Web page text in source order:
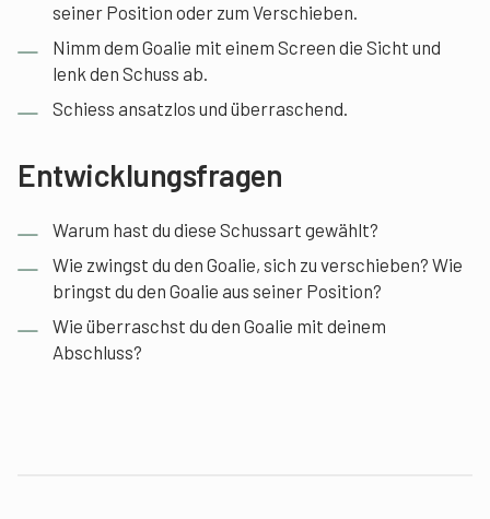
seiner Position oder zum Verschieben.
Nimm dem Goalie mit einem Screen die Sicht und
lenk den Schuss ab.
Schiess ansatzlos und überraschend.
Entwicklungsfragen
Warum hast du diese Schussart gewählt?
Wie zwingst du den Goalie, sich zu verschieben? Wie
bringst du den Goalie aus seiner Position?
Wie überraschst du den Goalie mit deinem
Abschluss?